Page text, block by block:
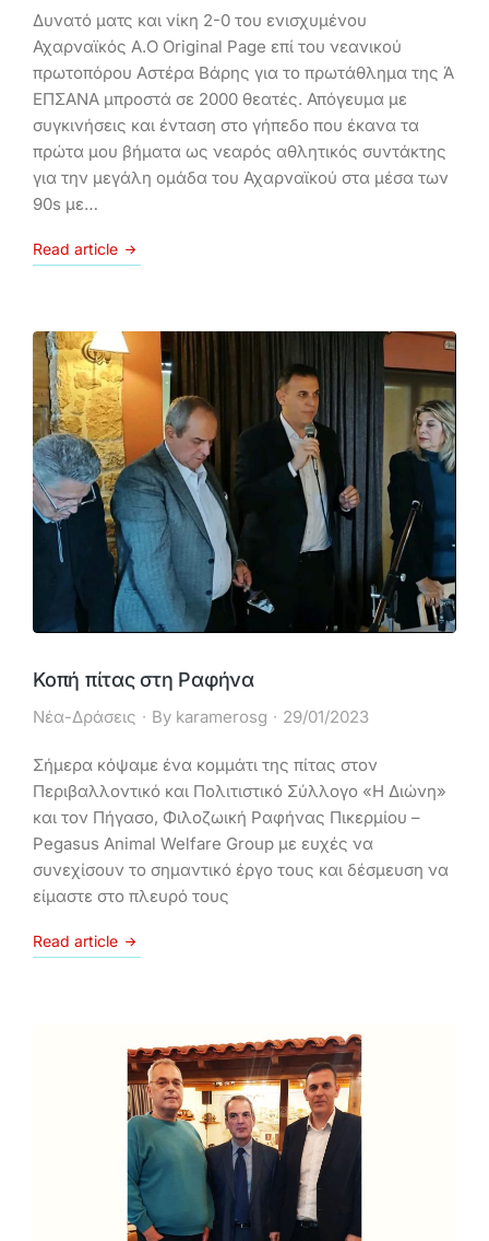
Δυνατό ματς και νίκη 2-0 του ενισχυμένου
Αχαρναϊκός Α.Ο Original Page επί του νεανικού
πρωτοπόρου Αστέρα Βάρης για το πρωτάθλημα της Ά
ΕΠΣΑΝΑ μπροστά σε 2000 θεατές. Απόγευμα με
συγκινήσεις και ένταση στο γήπεδο που έκανα τα
πρώτα μου βήματα ως νεαρός αθλητικός συντάκτης
για την μεγάλη ομάδα του Αχαρναϊκού στα μέσα των
90s με…
Read article
Κοπή πίτας στη Ραφήνα
Νέα-Δράσεις By karamerosg 29/01/2023
Σήμερα κόψαμε ένα κομμάτι της πίτας στον
Περιβαλλοντικό και Πολιτιστικό Σύλλογο «H Διώνη»
και τον Πήγασο, Φιλοζωική Ραφήνας Πικερμίου –
Pegasus Animal Welfare Group με ευχές να
συνεχίσουν το σημαντικό έργο τους και δέσμευση να
είμαστε στο πλευρό τους
Read article